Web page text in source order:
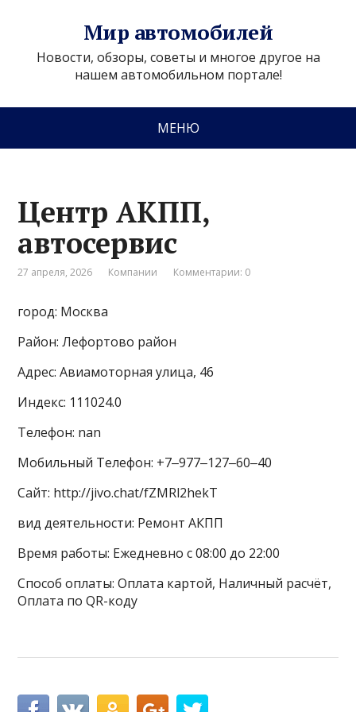
Мир автомобилей
Новости, обзоры, советы и многое другое на
нашем автомобильном портале!
МЕНЮ
Центр АКПП,
автосервис
27 апреля, 2026 Компании Комментарии: 0
город: Москва
Район: Лефортово район
Адрес: Авиамоторная улица, 46
Индекс: 111024.0
Телефон: nan
Мобильный Телефон: +7‒977‒127‒60‒40
Сайт: http://jivo.chat/fZMRl2hekT
вид деятельности: Ремонт АКПП
Время работы: Ежедневно с 08:00 до 22:00
Способ оплаты: Оплата картой, Наличный расчёт,
Оплата по QR-коду